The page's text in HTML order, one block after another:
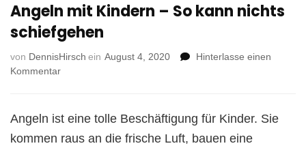
Angeln mit Kindern – So kann nichts
schiefgehen
von DennisHirsch ein August 4, 2020
Hinterlasse einen
Kommentarzu
Kindern
So
Angeln ist eine tolle Beschäftigung für Kinder. Sie
kommen raus an die frische Luft, bauen eine